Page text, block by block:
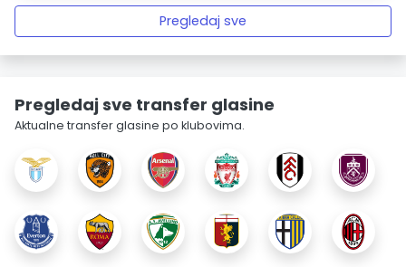
Pregledaj sve
Pregledaj sve transfer glasine
Aktualne transfer glasine po klubovima.